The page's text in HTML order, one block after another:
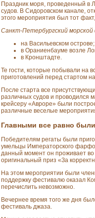
Праздник моря, проведенный в
судов. В Сидоровском канале,
этого мероприятия был тот
Санкт-Петербургский
на Васильевском острове;
в Ораниенбауме возле
в Кронштадте.
Те гости, которые побывали на
приготовлений перед стартом
После старта все
различных судов и проводился
крейсеру «Авроре» были
различные веселые
Главными все равно
Победителям регаты были
умельцы Императорского
данный момент он проживает во
оригинальный приз «За
На этом мероприятии были
поддержку фестивалю оказал
перечислить невозможно.
Вечернее время того же дня
фестиваль джаза.